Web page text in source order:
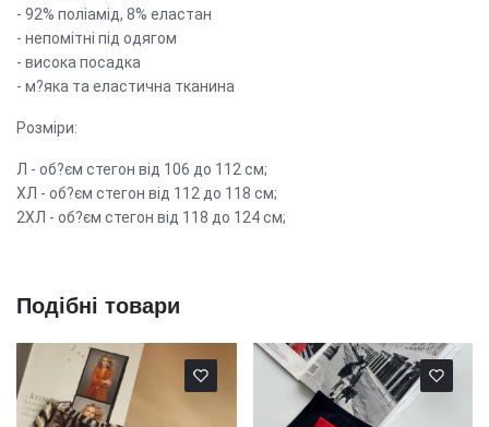
- 92% поліамід, 8% еластан
- непомітні під одягом
- висока посадка
- м?яка та еластична тканина
Розміри:
Л - об?єм стегон від 106 до 112 см;
ХЛ - об?єм стегон від 112 до 118 см;
2ХЛ - об?єм стегон від 118 до 124 см;
Подібні товари